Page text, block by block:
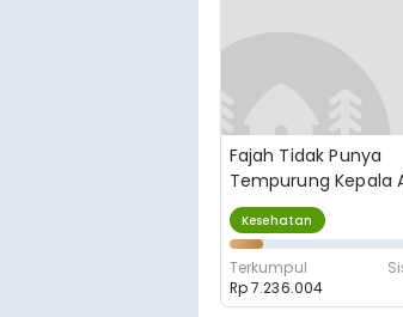
Fajah Tidak Punya
Tempurung Kepala
Tabrak Lari
Kesehatan
Terkumpul
Rp 7.236.004